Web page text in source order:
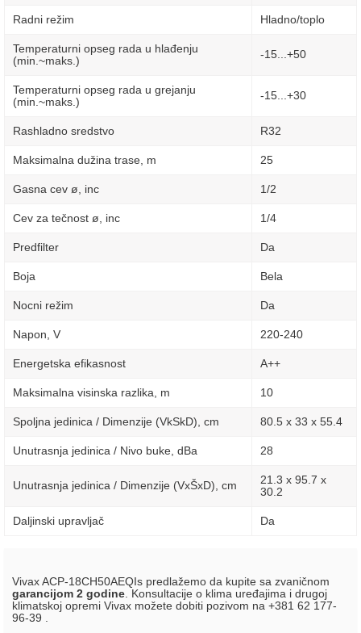
Radni režim Hladno/toplo
Temperaturni opseg rada u hlađenju
(min.~maks.)
-15...+50
Temperaturni opseg rada u grejanju
(min.~maks.)
-15...+30
Rashladno sredstvo R32
Maksimalna dužina trase, m 25
Gasna cev ø, inc 1/2
Cev za tečnost ø, inc 1/4
Predfilter Da
Boja Bela
Nocni režim Da
Napon, V 220-240
Energetska efikasnost A++
Maksimalna visinska razlika, m 10
Spoljna jedinica / Dimenzije (VkSkD), сm 80.5 x 33 x 55.4
Unutrasnja jedinica / Nivo buke, dBa 28
Unutrasnja jedinica / Dimenzije (VxŠxD), сm
21.3 x 95.7 x
30.2
Daljinski upravljač Da
Vivax ACP-18CH50AEQIs predlažemo da kupite sa zvaničnom
garancijom 2 godine. Konsultacije o klima uređajima i drugoj
klimatskoj opremi Vivax možete dobiti pozivom na +381 62 177-
96-39 .